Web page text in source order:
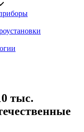
тыс.